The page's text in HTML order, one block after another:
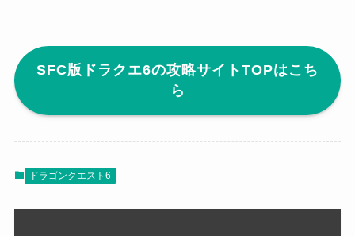
SFC版ドラクエ6の攻略サイトTOPはこち
ら
ドラゴンクエスト6